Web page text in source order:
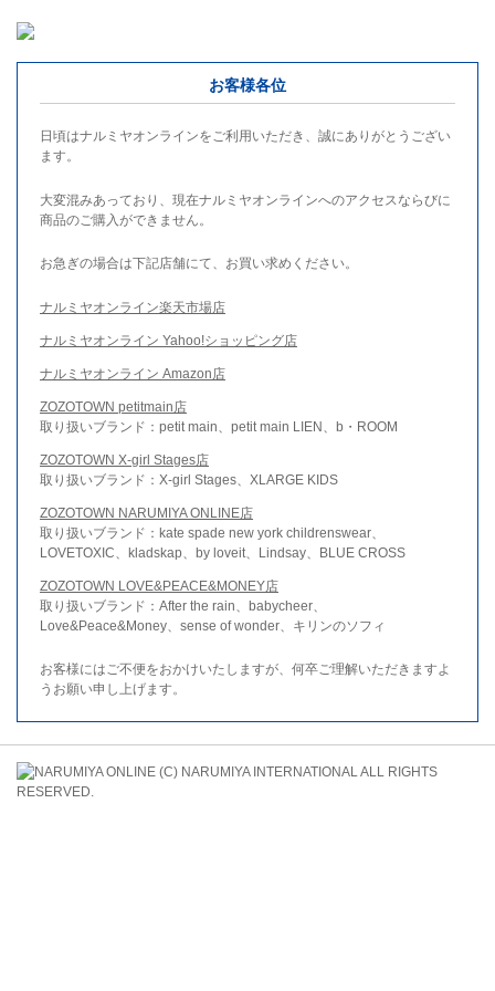
お客様各位
日頃はナルミヤオンラインをご利用いただき、誠にありがとうござい
ます。
大変混みあっており、現在ナルミヤオンラインへのアクセスならびに
商品のご購入ができません。
お急ぎの場合は下記店舗にて、お買い求めください。
ナルミヤオンライン楽天市場店
ナルミヤオンライン Yahoo!ショッピング店
ナルミヤオンライン Amazon店
ZOZOTOWN petitmain店
取り扱いブランド：petit main、petit main LIEN、b・ROOM
ZOZOTOWN X-girl Stages店
取り扱いブランド：X-girl Stages、XLARGE KIDS
ZOZOTOWN NARUMIYA ONLINE店
取り扱いブランド：kate spade new york childrenswear、
LOVETOXIC、kladskap、by loveit、Lindsay、BLUE CROSS
ZOZOTOWN LOVE&PEACE&MONEY店
取り扱いブランド：After the rain、babycheer、
Love&Peace&Money、sense of wonder、キリンのソフィ
お客様にはご不便をおかけいたしますが、何卒ご理解いただきますよ
うお願い申し上げます。